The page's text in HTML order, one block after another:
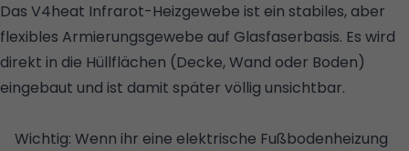
Das V4heat Infrarot-Heizgewebe ist ein stabiles, aber
flexibles Armierungsgewebe auf Glasfaserbasis. Es wird
direkt in die Hüllflächen (Decke, Wand oder Boden)
eingebaut und ist damit später völlig unsichtbar.
Wichtig: Wenn ihr eine elektrische Fußbodenheizung